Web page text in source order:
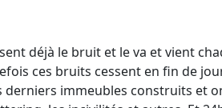
déjà le bruit et le va et vient
ces bruits cessent en fin de
immeubles construits et